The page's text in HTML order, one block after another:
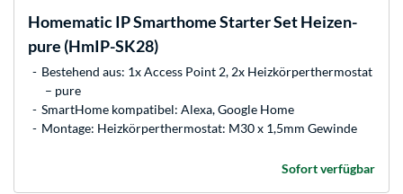
Homematic IPSmarthome Starter Set Heizen-
pure (HmIP-SK28)
Bestehend aus: 1x Access Point 2, 2x Heizkörperthermostat
– pure
SmartHome kompatibel: Alexa, Google Home
Montage: Heizkörperthermostat: M30 x 1,5mm Gewinde
Sofort verfügbar